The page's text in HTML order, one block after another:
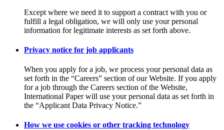
Except where we need it to support a contract with you or
fulfill a legal obligation, we will only use your personal
information for legitimate interests as set forth above.
Privacy notice for job applicants
When you apply for a job, we process your personal data as
set forth in the “Careers” section of our Website. If you apply
for a job through the Careers section of the Website,
International Paper will use your personal data as set forth in
the “Applicant Data Privacy Notice.”
How we use cookies or other tracking technology